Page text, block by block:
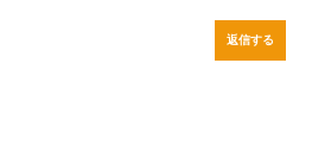
返信する